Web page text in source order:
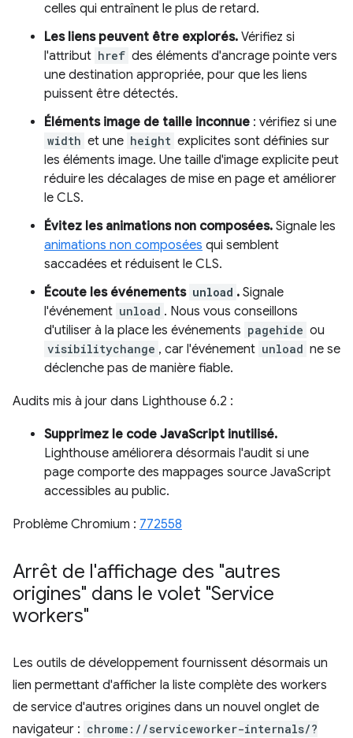
celles qui entraînent le plus de retard.
Les liens peuvent être explorés. Vérifiez si
l'attribut href des éléments d'ancrage pointe vers
une destination appropriée, pour que les liens
puissent être détectés.
Éléments image de taille inconnue : vérifiez si une
width et une height explicites sont définies sur
les éléments image. Une taille d'image explicite peut
réduire les décalages de mise en page et améliorer
le CLS.
Évitez les animations non composées. Signale les
animations non composées qui semblent
saccadées et réduisent le CLS.
Écoute les événements unload . Signale
l'événement unload . Nous vous conseillons
d'utiliser à la place les événements pagehide ou
visibilitychange , car l'événement unload ne se
déclenche pas de manière fiable.
Audits mis à jour dans Lighthouse 6.2 :
Supprimez le code JavaScript inutilisé.
Lighthouse améliorera désormais l'audit si une
page comporte des mappages source JavaScript
accessibles au public.
Problème Chromium : 772558
Arrêt de l'affichage des "autres
origines" dans le volet "Service
workers"
Les outils de développement fournissent désormais un
lien permettant d'afficher la liste complète des workers
de service d'autres origines dans un nouvel onglet de
navigateur : chrome://serviceworker-internals/?